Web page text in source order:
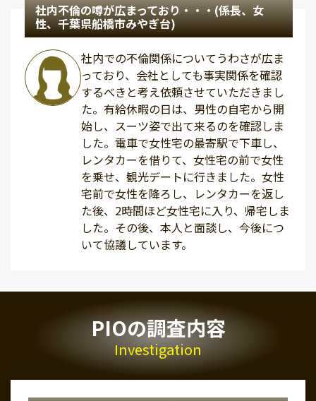
社内不倫の噂が広まっており・・・(係長、女
性、千葉県船橋市みやぎ台)
社内での不倫関係についてうわさが広ま
っており、会社としても事実関係を確認
するべきと考え依頼させていただきまし
た。有給休暇の日は、男性の自宅から開
始し、スーツ姿で出て来るのを確認しま
した。電車で女性宅の最寄駅で下車し、
レンタカーを借りて、女性宅の前で女性
を乗せ、観光デートに行きました。女性
宅前で女性を降ろし、レンタカーを返し
た後、2時間ほど女性宅に入り、帰宅しま
した。その後、本人と面談し、今後につ
いて協議しています。
PIOの調査内容
Investigation